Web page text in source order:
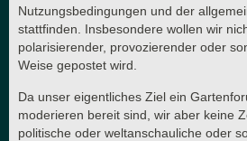
Nutzungsbedingungen und der
stattfinden. Insbesondere wollen wir
polarisierender, provozierender oder
Weise gepostet wird.
Da unser eigentliches Ziel ein
moderieren bereit sind, wir aber keine
politische oder weltanschauliche oder